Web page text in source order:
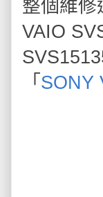
整個維修
VAIO
「 SONY